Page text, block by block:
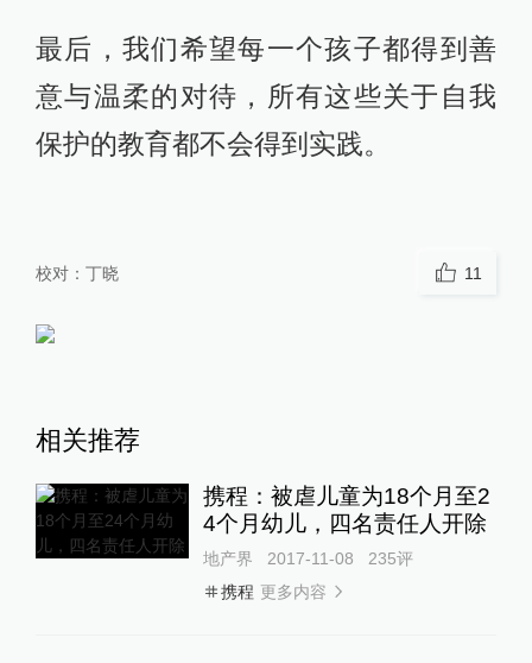
最后，我们希望每一个孩子都得到善
意与温柔的对待，所有这些关于自我
保护的教育都不会得到实践。
校对： 丁晓 11
相关推荐
携程：被虐儿童为18个月至2
4个月幼儿，四名责任人开除
地产界 2017-11-08 235评
携程 更多内容